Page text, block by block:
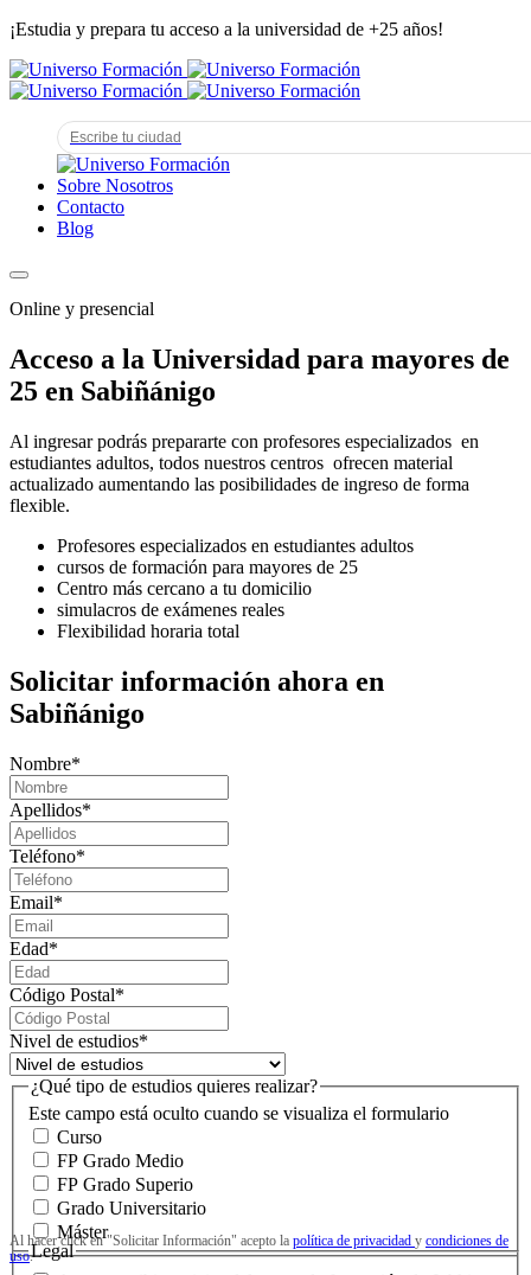
¡Estudia y prepara tu acceso a la universidad de +25 años!
Sobre Nosotros
Contacto
Blog
Online y presencial
Acceso a la Universidad para mayores de
25 en Sabiñánigo
Al ingresar podrás prepararte con profesores especializados en
estudiantes adultos, todos nuestros centros ofrecen material
actualizado aumentando las posibilidades de ingreso de forma
flexible.
Profesores especializados en estudiantes adultos
cursos de formación para mayores de 25
Centro más cercano a tu domicilio
simulacros de exámenes reales
Flexibilidad horaria total
Solicitar información ahora en
Sabiñánigo
Nombre*
Apellidos*
Teléfono*
Email*
Edad*
Código Postal*
Nivel de estudios*
Este campo está oculto cuando se visualiza el formulario
¿Qué tipo de estudios quieres realizar?
Curso
FP Grado Medio
FP Grado Superio
Grado Universitario
Máster
Al hacer click en "Solicitar Información" acepto la política de privacidad y condiciones de
uso.Legal